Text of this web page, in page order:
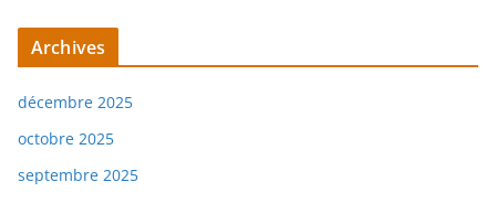
Archives
décembre 2025
octobre 2025
septembre 2025